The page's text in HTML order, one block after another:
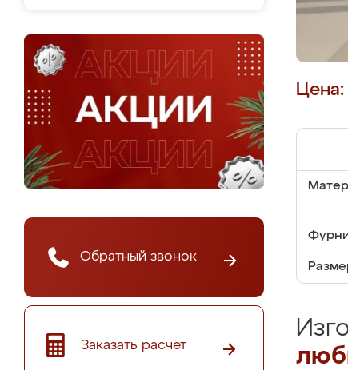
Обратный звонок
Заказать расчёт